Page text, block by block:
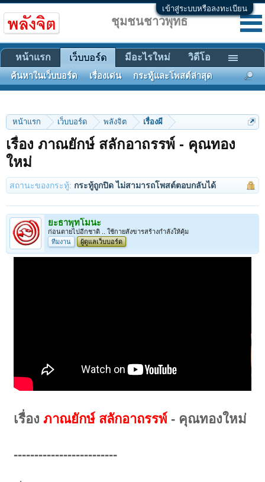
เข้าสู่ระบบหรือลงทะเบียน
หน้าแรก เว็บบอร์ด พลังจิต เรื่องผี
เรื่อง ภาณยักษ์ สลักอาถรรพ์ - คุณทอง
ใหม่
สถานะของกระทู้: กระทู้ถูกปิด ไม่สามารถโพสต์ตอบกลับได้
ยะธาพุทโมนะ
ก่อนตายไปอีกชาติ .. ใช้กายสังขารสร้างกำลังให้คุ้ม
ทีมงาน
ผู้ดูแลเว็บบอร์ด
เรื่อง ภาณยักษ์ สลักอาถรรพ์ - คุณทองใหม่
-------------------------
ชุมชนชาวพุทธ
หน้าแรก เว็บบอร์ด
ค้นหาในเว็บบอร์ด เรื่องเด่น กระทู้และโพสต์ล่าสุด
มีอะไรใหม่ วิดีโอ